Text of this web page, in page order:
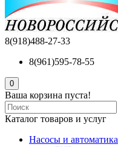
8(918)488-27-33
8(961)595-78-55
0
Ваша корзина пуста!
Каталог товаров и услуг
Насосы и автоматика